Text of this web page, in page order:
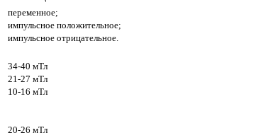
переменное;
импульсное положительное;
импульсное отрицательное.
34-40 мТл
21-27 мТл
10-16 мТл
20-26 мТл